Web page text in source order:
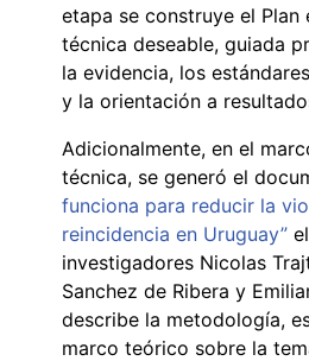
etapa se construye el Plan
técnica deseable, guiada
la evidencia, los
y la orientación a
Adicionalmente, en el
técnica, se generó el
funciona para reducir la
reincidencia en Uruguay”
investigadores Nicolas
Sanchez de Ribera y
describe la metodología,
marco teórico sobre la